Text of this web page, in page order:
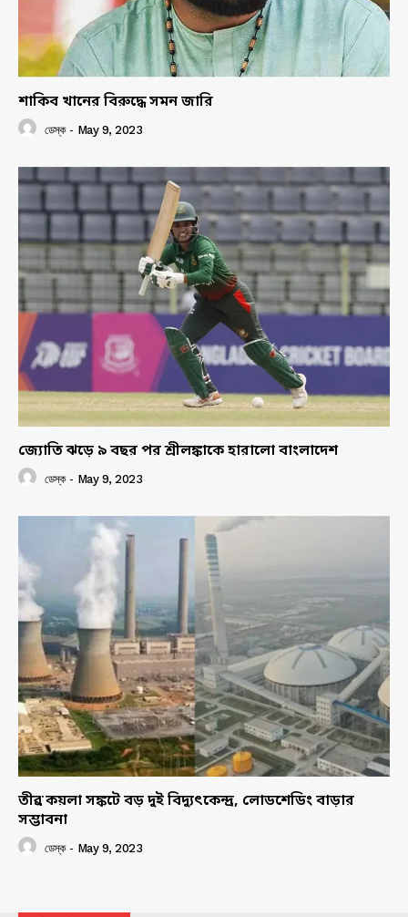
শাকিব খানের বিরুদ্ধে সমন জারি
ডেস্ক - May 9, 2023
জ্যোতি ঝড়ে ৯ বছর পর শ্রীলঙ্কাকে হারালো বাংলাদেশ
ডেস্ক - May 9, 2023
তীব্র কয়লা সঙ্কটে বড় দুই বিদ্যুৎকেন্দ্র, লোডশেডিং বাড়ার
সম্ভাবনা
ডেস্ক - May 9, 2023